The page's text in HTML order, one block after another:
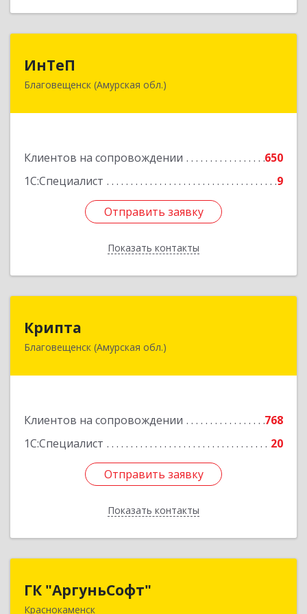
ИнТеП
Благовещенск (Амурская обл.)
Клиентов на сопровождении
650
1С:Специалист
9
Отправить заявку
Показать контакты
675000, Амурская обл, Благовещенск г,
Отправить заявку
Назад
Крипта
Благовещенск (Амурская обл.)
Клиентов на сопровождении
768
1С:Специалист
20
Отправить заявку
Показать контакты
675000, Амурская обл, Благовещенск г,
Отправить заявку
Назад
ГК "АргуньСофт"
Краснокаменск